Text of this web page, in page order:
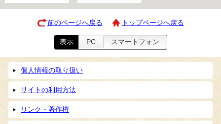
前のページへ戻る トップページへ戻る
表示 PC スマートフォン
個人情報の取り扱い
サイトの利用方法
リンク・著作権